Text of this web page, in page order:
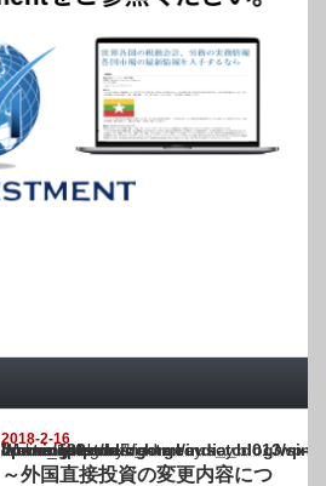
2018-2-16
Warning
: Undefined array key "show_category" in
/home/netst/kuno-cpa.co.jp/public_html/india_blog/wp-content/themes/
on line183
～外国直接投資の変更内容につ